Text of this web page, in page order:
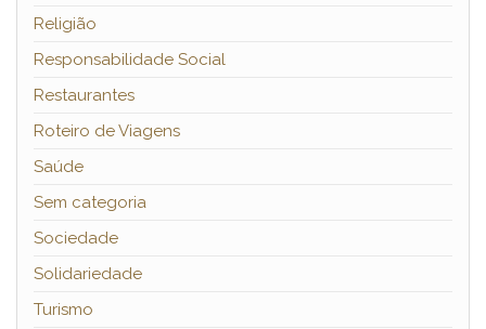
Religião
Responsabilidade Social
Restaurantes
Roteiro de Viagens
Saúde
Sem categoria
Sociedade
Solidariedade
Turismo